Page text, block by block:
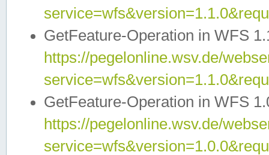
GetFeature-Operation in WFS
https://pegelonline.wsv.de/
GetFeature-Operation in WFS
https://pegelonline.wsv.de/